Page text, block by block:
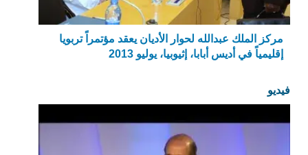
مركز الملك عبدالله لحوار الأديان يعقد مؤتمراً تربويا
إقليمياً في أديس أبابا، إثيوبيا، يوليو 2013
فيديو